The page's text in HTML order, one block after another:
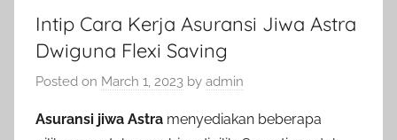
Intip Cara Kerja Asuransi Jiwa Astra
Dwiguna Flexi Saving
Posted on March 1, 2023 by admin
Asuransi jiwa Astra menyediakan beberapa